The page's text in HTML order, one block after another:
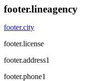
footer.lineagency
footer.city
footer.license
footer.address1
footer.phone1